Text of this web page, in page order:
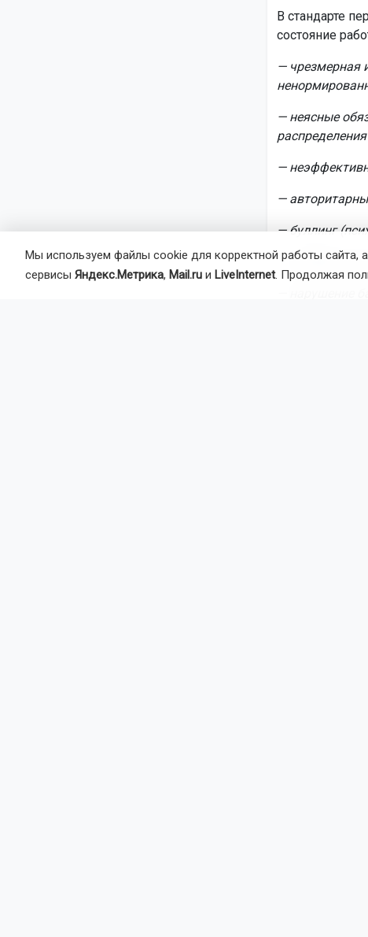
В стандарте
состояние
— чрезмерная
— неясные
—
—
— буллинг
— конфликты и
Мы используем файлы cookie для корректной работы сайта,
сервисы Яндекс.Метрика, Mail.ru и LiveInternet. Продолжая